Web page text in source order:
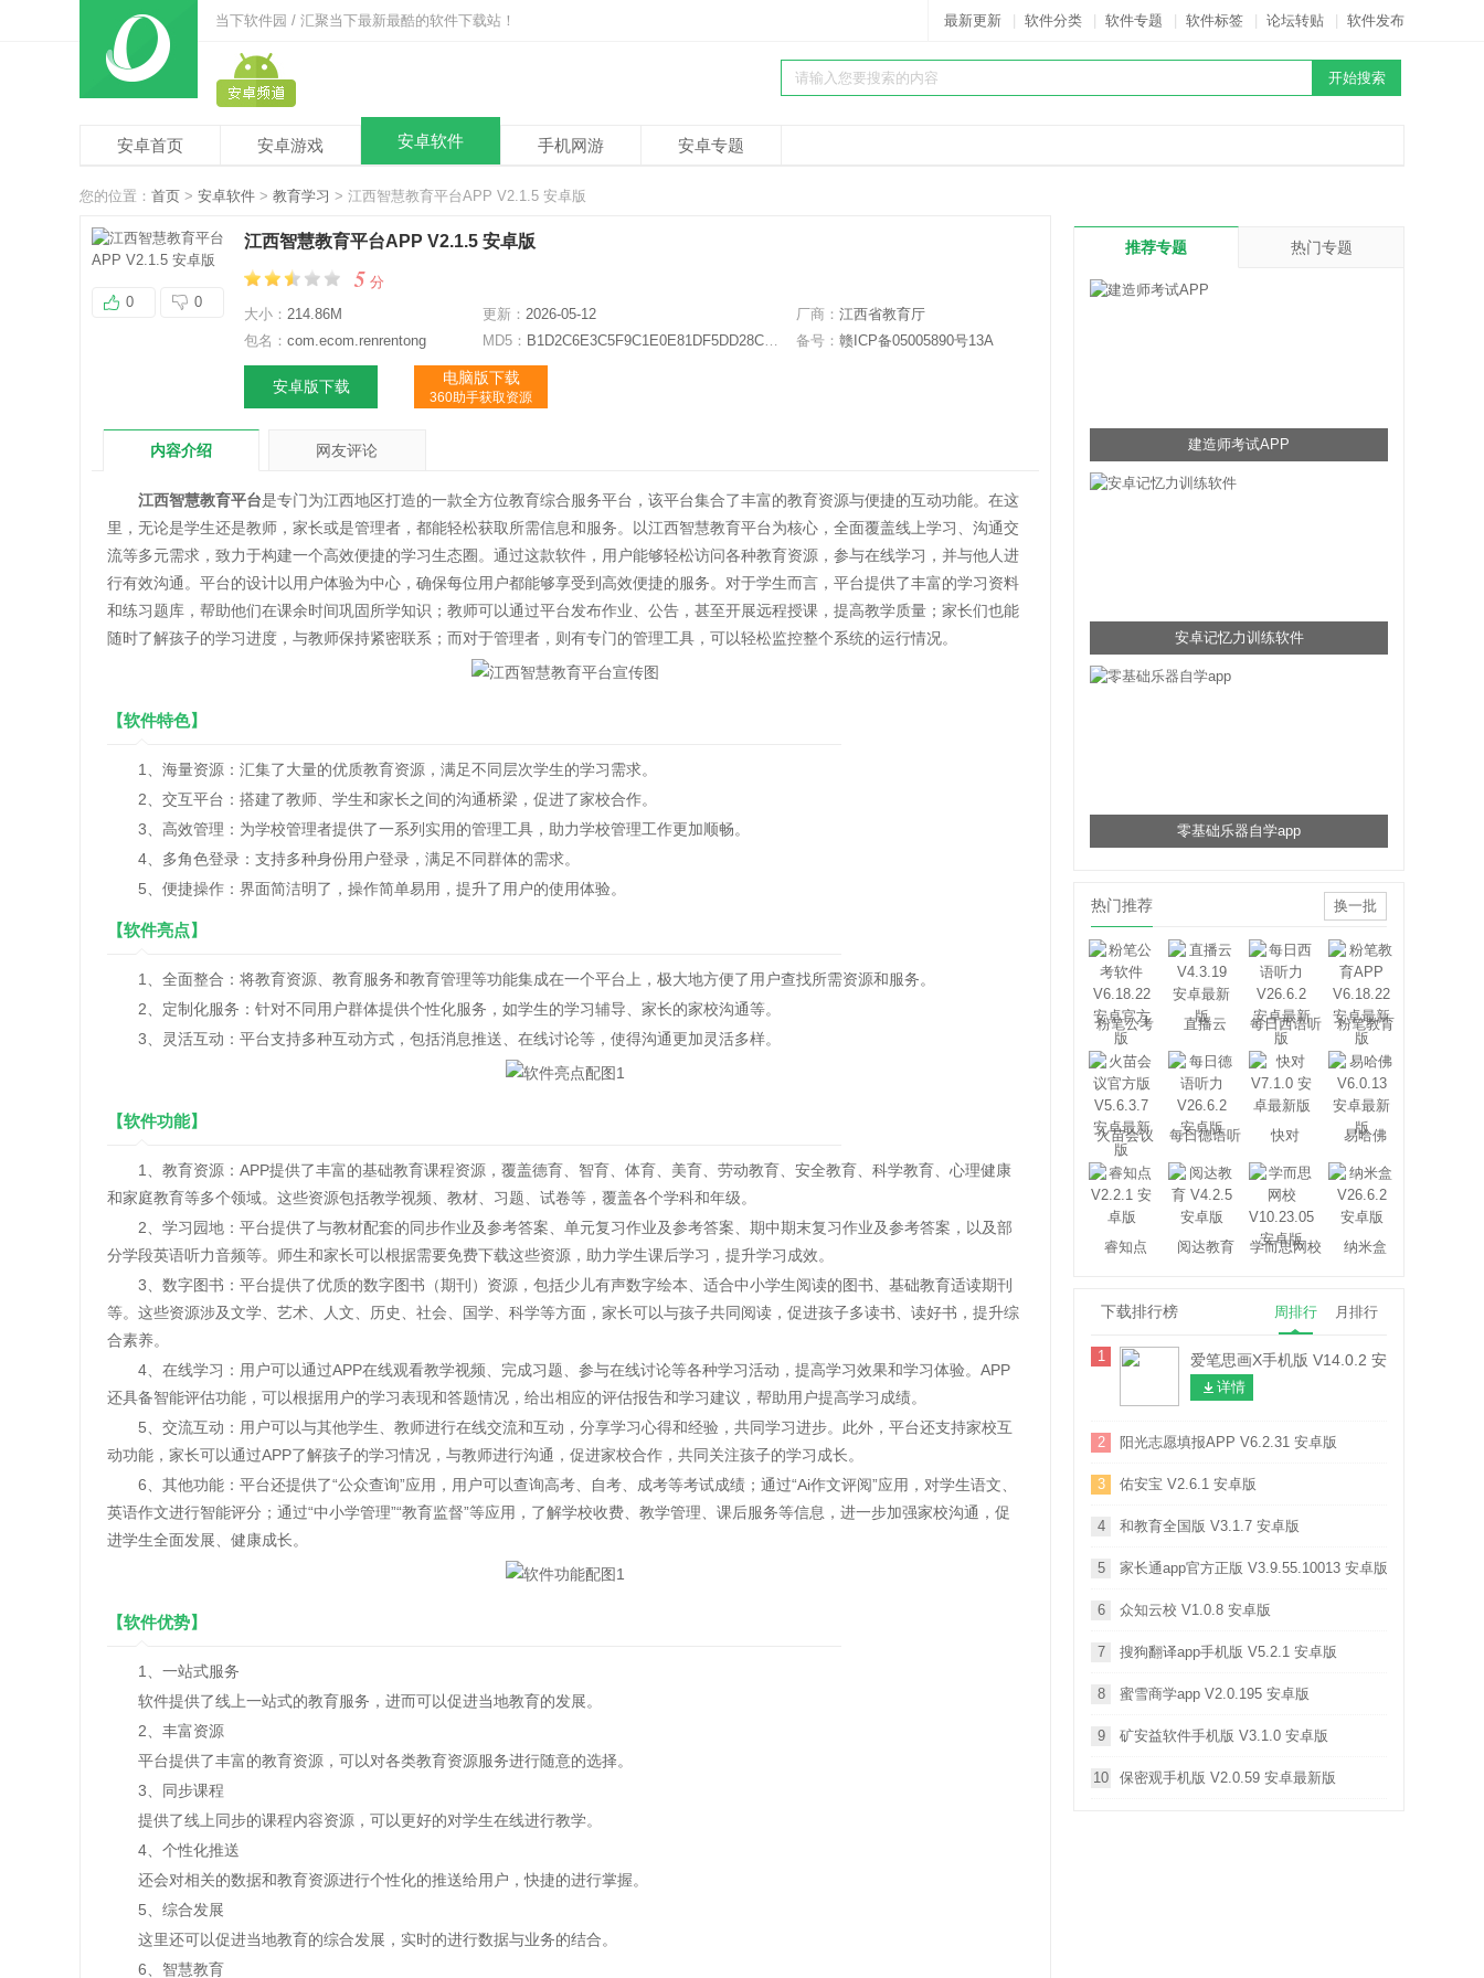
当下软件园 / 汇聚当下最新最酷的软件下载站！ 最新更新 软件分类 软件专题 软件标签 论坛转贴 软件发布
安卓首页 安卓游戏 安卓软件 手机网游 安卓专题
您的位置： 首页 > 安卓软件 > 教育学习 > 江西智慧教育平台APP V2.1.5 安卓版
0 0
江西智慧教育平台APP V2.1.5 安卓版
5 分
大小： 214.86M 更新： 2026-05-12 厂商： 江西省教育厅
包名： com.ecom.renrentong MD5： B1D2C6E3C5F9C1E0E81DF5DD28C85404 备号： 赣ICP备05005890号13A
安卓版下载 电脑版下载
360助手获取资源
内容介绍 网友评论
江西智慧教育平台是专门为江西地区打造的一款全方位教育综合服务平台，该平台集合了丰富的教育资源与便捷的互动功能。在这
里，无论是学生还是教师，家长或是管理者，都能轻松获取所需信息和服务。以江西智慧教育平台为核心，全面覆盖线上学习、沟通交
流等多元需求，致力于构建一个高效便捷的学习生态圈。通过这款软件，用户能够轻松访问各种教育资源，参与在线学习，并与他人进
行有效沟通。平台的设计以用户体验为中心，确保每位用户都能够享受到高效便捷的服务。对于学生而言，平台提供了丰富的学习资料
和练习题库，帮助他们在课余时间巩固所学知识；教师可以通过平台发布作业、公告，甚至开展远程授课，提高教学质量；家长们也能
随时了解孩子的学习进度，与教师保持紧密联系；而对于管理者，则有专门的管理工具，可以轻松监控整个系统的运行情况。
【软件特色】
1、海量资源：汇集了大量的优质教育资源，满足不同层次学生的学习需求。
2、交互平台：搭建了教师、学生和家长之间的沟通桥梁，促进了家校合作。
3、高效管理：为学校管理者提供了一系列实用的管理工具，助力学校管理工作更加顺畅。
4、多角色登录：支持多种身份用户登录，满足不同群体的需求。
5、便捷操作：界面简洁明了，操作简单易用，提升了用户的使用体验。
【软件亮点】
1、全面整合：将教育资源、教育服务和教育管理等功能集成在一个平台上，极大地方便了用户查找所需资源和服务。
2、定制化服务：针对不同用户群体提供个性化服务，如学生的学习辅导、家长的家校沟通等。
3、灵活互动：平台支持多种互动方式，包括消息推送、在线讨论等，使得沟通更加灵活多样。
【软件功能】
‌1、教育资源‌：APP提供了丰富的基础教育课程资源，覆盖德育、智育、体育、美育、劳动教育、安全教育、科学教育、心理健康
和家庭教育等多个领域。这些资源包括教学视频、教材、习题、试卷等，覆盖各个学科和年级‌。
‌2、学习园地‌：平台提供了与教材配套的同步作业及参考答案、单元复习作业及参考答案、期中期末复习作业及参考答案，以及部
分学段英语听力音频等。师生和家长可以根据需要免费下载这些资源，助力学生课后学习，提升学习成效‌。
‌3、数字图书‌：平台提供了优质的数字图书（期刊）资源，包括少儿有声数字绘本、适合中小学生阅读的图书、基础教育适读期刊
等。这些资源涉及文学、艺术、人文、历史、社会、国学、科学等方面，家长可以与孩子共同阅读，促进孩子多读书、读好书，提升综
合素养‌。
‌4、在线学习‌：用户可以通过APP在线观看教学视频、完成习题、参与在线讨论等各种学习活动，提高学习效果和学习体验。APP
还具备智能评估功能，可以根据用户的学习表现和答题情况，给出相应的评估报告和学习建议，帮助用户提高学习成绩‌。
5、交流互动‌：用户可以与其他学生、教师进行在线交流和互动，分享学习心得和经验，共同学习进步。此外，平台还支持家校互
动功能，家长可以通过APP了解孩子的学习情况，与教师进行沟通，促进家校合作，共同关注孩子的学习成长‌。
‌6、其他功能‌：平台还提供了“公众查询”应用，用户可以查询高考、自考、成考等考试成绩；通过“Ai作文评阅”应用，对学生语文、
英语作文进行智能评分；通过“中小学管理”“教育监督”等应用，了解学校收费、教学管理、课后服务等信息，进一步加强家校沟通，促
进学生全面发展、健康成长‌。
【软件优势】
1、一站式服务
软件提供了线上一站式的教育服务，进而可以促进当地教育的发展。
2、丰富资源
平台提供了丰富的教育资源，可以对各类教育资源服务进行随意的选择。
3、同步课程
提供了线上同步的课程内容资源，可以更好的对学生在线进行教学。
4、个性化推送
还会对相关的数据和教育资源进行个性化的推送给用户，快捷的进行掌握。
5、综合发展
这里还可以促进当地教育的综合发展，实时的进行数据与业务的结合。
6、智慧教育
推荐专题 热门专题
建造师考试APP
安卓记忆力训练软件
零基础乐器自学app
热门推荐 换一批
粉笔公考 直播云
每日西语听
力
粉笔教育
火苗会议
每日德语听
快对 易哈佛
睿知点 阅达教育 学而思网校 纳米盒
下载排行榜 周排行 月排行
1 爱笔思画X手机版 V14.0.2 安卓最新版
详情
2 阳光志愿填报APP V6.2.31 安卓版
3 佑安宝 V2.6.1 安卓版
4 和教育全国版 V3.1.7 安卓版
5 家长通app官方正版 V3.9.55.10013 安卓版
6 众知云校 V1.0.8 安卓版
7 搜狗翻译app手机版 V5.2.1 安卓版
8 蜜雪商学app V2.0.195 安卓版
9 矿安益软件手机版 V3.1.0 安卓版
10 保密观手机版 V2.0.59 安卓最新版